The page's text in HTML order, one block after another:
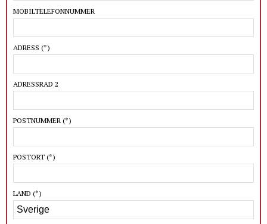
MOBILTELEFONNUMMER
ADRESS (*)
ADRESSRAD 2
POSTNUMMER (*)
POSTORT (*)
LAND (*)